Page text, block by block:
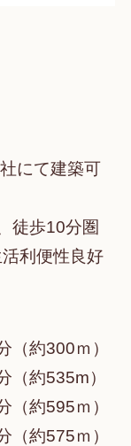
にて建築可
徒歩10分圏
利便性良好
約300ｍ）
約535m）
約595ｍ）
約575ｍ）